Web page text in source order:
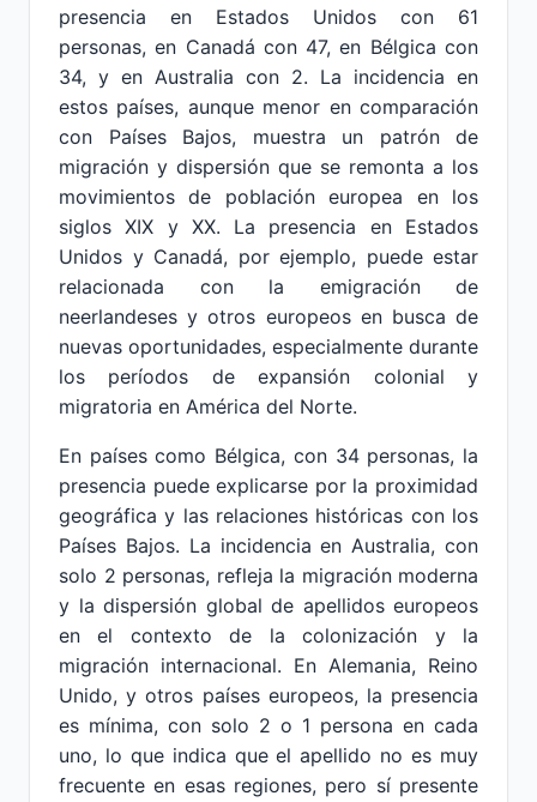
presencia en Estados Unidos con 61
personas, en Canadá con 47, en Bélgica con
34, y en Australia con 2. La incidencia en
estos países, aunque menor en comparación
con Países Bajos, muestra un patrón de
migración y dispersión que se remonta a los
movimientos de población europea en los
siglos XIX y XX. La presencia en Estados
Unidos y Canadá, por ejemplo, puede estar
relacionada con la emigración de
neerlandeses y otros europeos en busca de
nuevas oportunidades, especialmente durante
los períodos de expansión colonial y
migratoria en América del Norte.
En países como Bélgica, con 34 personas, la
presencia puede explicarse por la proximidad
geográfica y las relaciones históricas con los
Países Bajos. La incidencia en Australia, con
solo 2 personas, refleja la migración moderna
y la dispersión global de apellidos europeos
en el contexto de la colonización y la
migración internacional. En Alemania, Reino
Unido, y otros países europeos, la presencia
es mínima, con solo 2 o 1 persona en cada
uno, lo que indica que el apellido no es muy
frecuente en esas regiones, pero sí presente